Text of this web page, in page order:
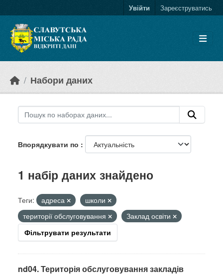
Увійти Зареєструватись
Набори даних
Впорядкувати по
1 набір даних знайдено
Теги: адреса
школи
території обслуговування
Заклад освіти
Фільтрувати результати
nd04. Територія обслуговування закладів